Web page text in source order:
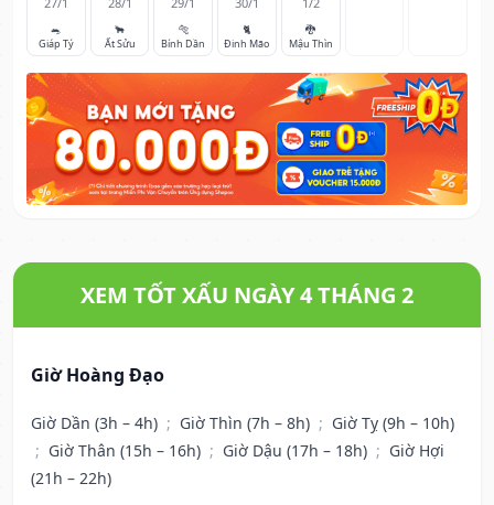
🐀
Giáp Tý
🐂
Ất Sửu
🐅
Bính Dần
🐈
Đinh Mão
🐉
Mậu Thìn
XEM TỐT XẤU NGÀY 4 THÁNG 2
Giờ Hoàng Đạo
Giờ Dần (3h – 4h) ; Giờ Thìn (7h – 8h) ; Giờ Tỵ (9h – 10h)
; Giờ Thân (15h – 16h) ; Giờ Dậu (17h – 18h) ; Giờ Hợi
(21h – 22h)